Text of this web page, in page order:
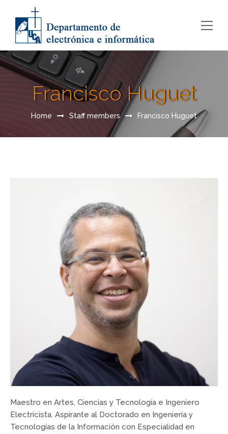
Francisco Huguet
Home Staff members Francisco Huguet
Maestro en Artes, Ciencias y Tecnología e Ingeniero
Electricista. Aspirante al Doctorado en Ingeniería y
Tecnologías de la Información con Especialidad en